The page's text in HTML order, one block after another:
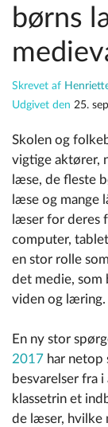
børns
Skrevet af
Udgivet den 25.
Skolen og
vigtige aktører,
læse, de fleste
læse og mange
læser for deres
computer,
en stor rolle
det medie, som
viden og læring.
En ny stor
2017 har netop
besvarelser fra
klassetrin et
de læser, hvilke